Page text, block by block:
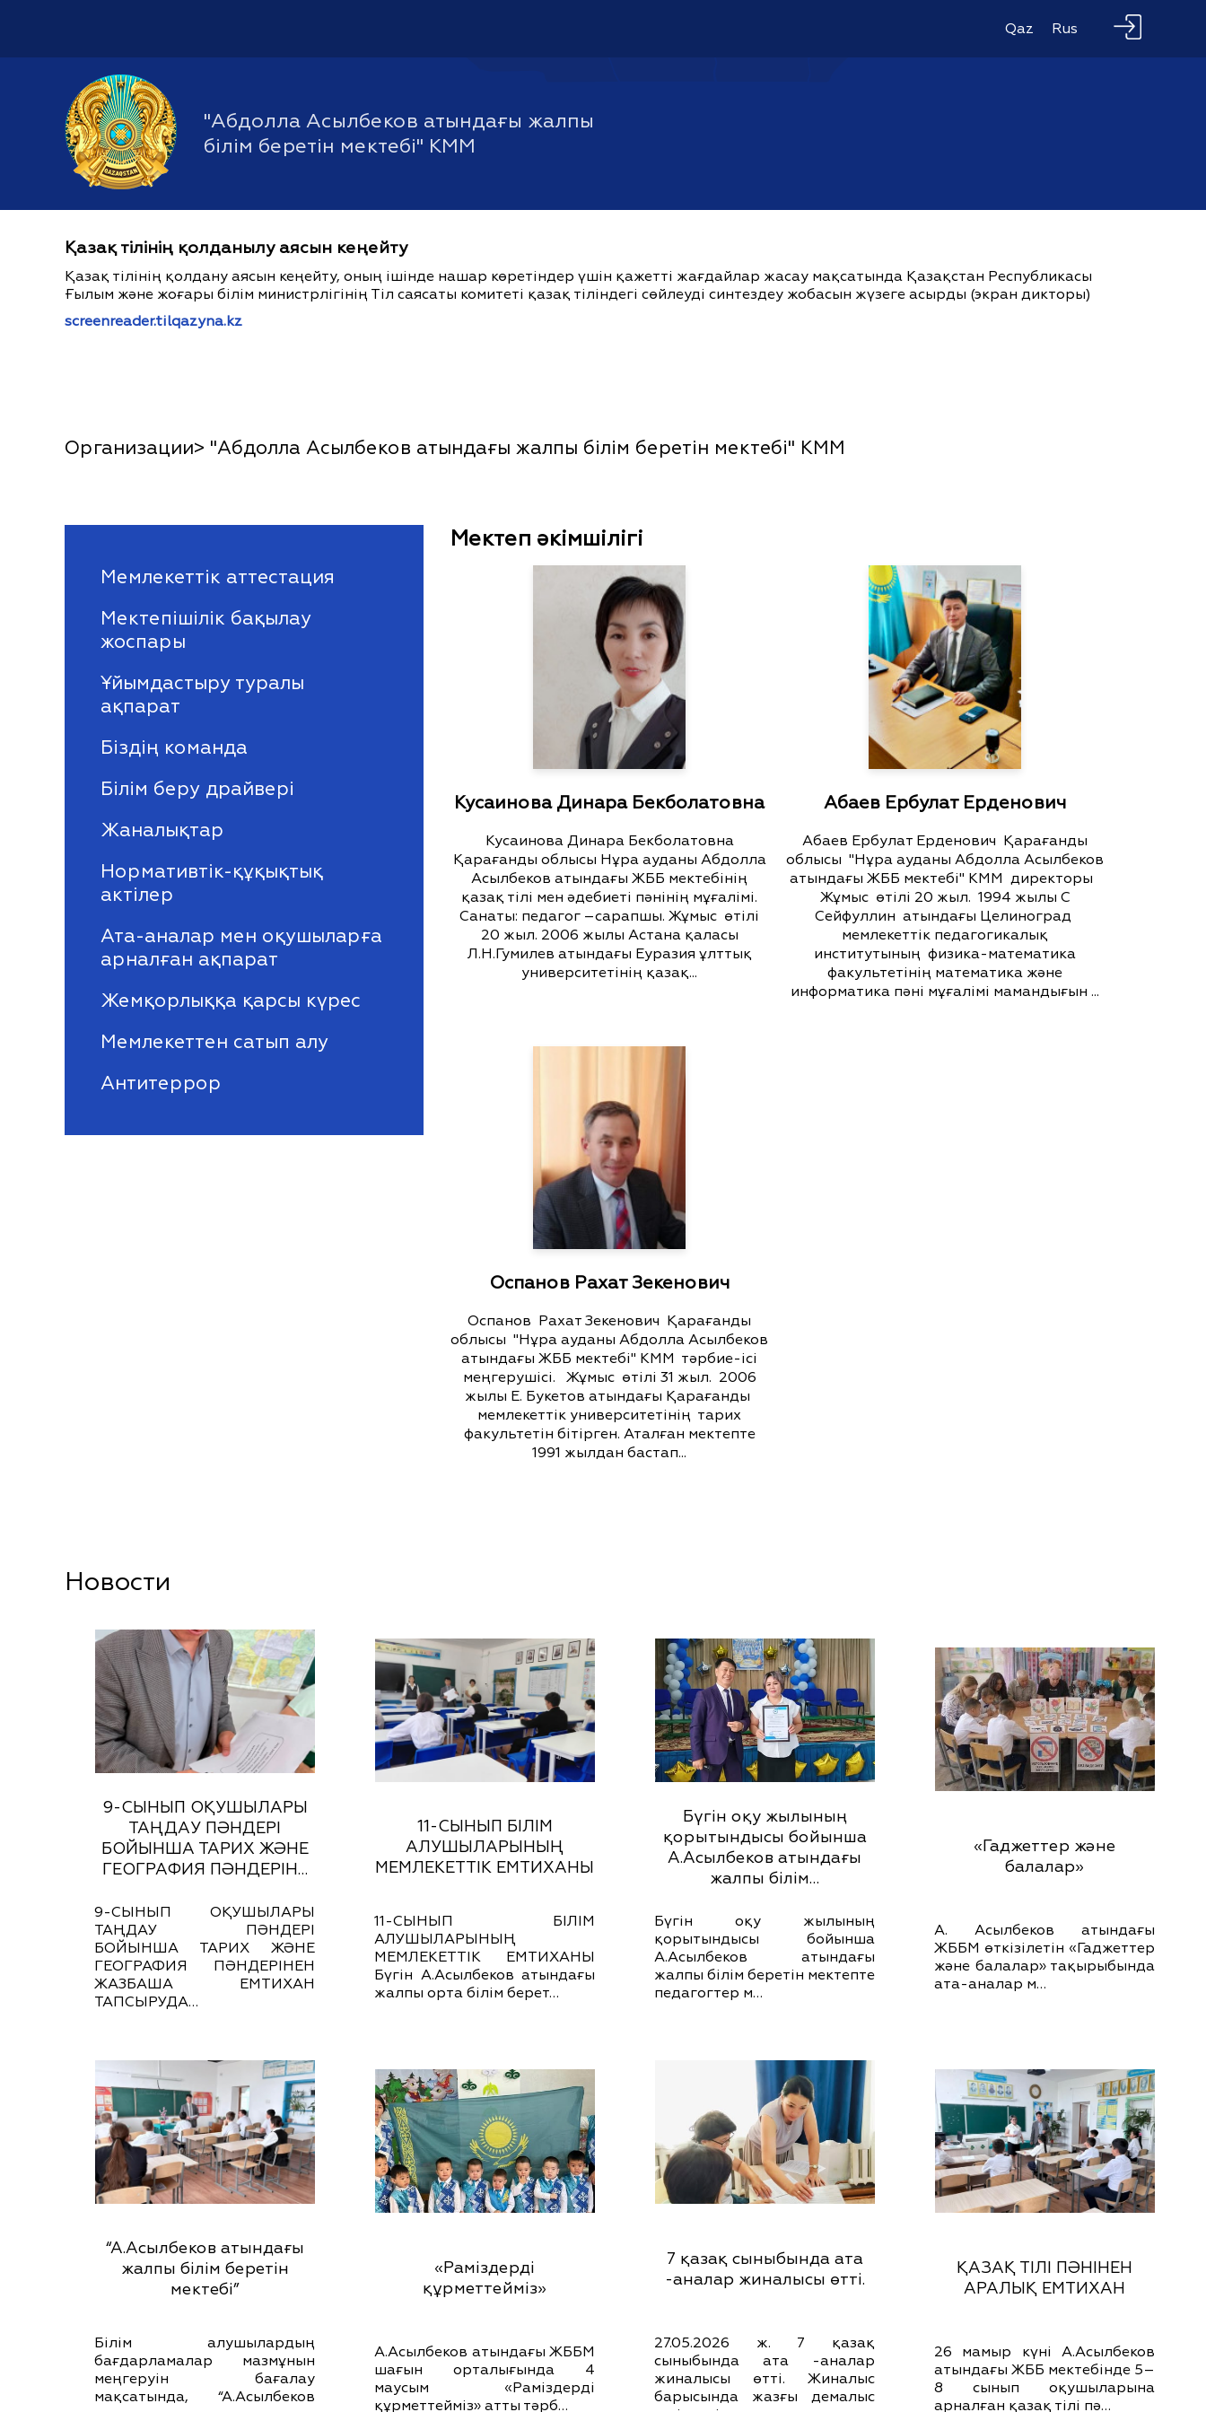
Qaz Rus
"Абдолла Асылбеков атындағы жалпы
білім беретін мектебі" КММ
Қазақ тілінің қолданылу аясын кеңейту
Қазақ тілінің қолдану аясын кеңейту, оның ішінде нашар көретіндер үшін қажетті жағдайлар жасау мақсатында Қазақстан Республикасы
Ғылым және жоғары білім министрлігінің Тіл саясаты комитеті қазақ тіліндегі сөйлеуді синтездеу жобасын жүзеге асырды (экран дикторы)
screenreader.tilqazyna.kz
Организации> "Абдолла Асылбеков атындағы жалпы білім беретін мектебі" КММ
Мемлекеттік аттестация
Мектепішілік бақылау
жоспары
Ұйымдастыру туралы
ақпарат
Біздің команда
Білім беру драйвері
Жаналықтар
Нормативтік-құқықтық
актілер
Ата-аналар мен оқушыларға
арналған ақпарат
Жемқорлыққа қарсы күрес
Мемлекеттен сатып алу
Антитеррор
Мектеп әкімшілігі
Кусаинова Динара Бекболатовна
Кусаинова Динара Бекболатовна
Қарағанды облысы Нұра ауданы Абдолла
Асылбеков атындағы ЖББ мектебінің
қазақ тілі мен әдебиеті пәнінің мұғалімі.
Санаты: педагог –сарапшы. Жұмыс өтілі
20 жыл. 2006 жылы Астана қаласы
Л.Н.Гумилев атындағы Еуразия ұлттық
университетінің қазақ...
Абаев Ербулат Ерденович
Абаев Ербулат Ерденович Қарағанды
облысы "Нұра ауданы Абдолла Асылбеков
атындағы ЖББ мектебі" КММ директоры
Жұмыс өтілі 20 жыл. 1994 жылы С
Сейфуллин атындағы Целиноград
мемлекеттік педагогикалық
институтының физика-математика
факультетінің математика және
информатика пәні мұғалімі мамандығын ...
Оспанов Рахат Зекенович
Оспанов Рахат Зекенович Қарағанды
облысы "Нұра ауданы Абдолла Асылбеков
атындағы ЖББ мектебі" КММ тәрбие-ісі
меңгерушісі. Жұмыс өтілі 31 жыл. 2006
жылы Е. Букетов атындағы Қарағанды
мемлекеттік университетінің тарих
факультетін бітірген. Аталған мектепте
1991 жылдан бастап...
Новости
9-СЫНЫП ОҚУШЫЛАРЫ
ТАҢДАУ ПӘНДЕРІ
БОЙЫНША ТАРИХ ЖӘНЕ
ГЕОГРАФИЯ ПӘНДЕРІН…
9-СЫНЫП ОҚУШЫЛАРЫ
ТАҢДАУ ПӘНДЕРІ
БОЙЫНША ТАРИХ ЖӘНЕ
ГЕОГРАФИЯ ПӘНДЕРІНЕН
ЖАЗБАША ЕМТИХАН
ТАПСЫРУДА…
11-СЫНЫП БІЛІМ
АЛУШЫЛАРЫНЫҢ
МЕМЛЕКЕТТІК ЕМТИХАНЫ
11-СЫНЫП БІЛІМ
АЛУШЫЛАРЫНЫҢ
МЕМЛЕКЕТТІК ЕМТИХАНЫ
Бүгін А.Асылбеков атындағы
жалпы орта білім берет…
Бүгін оқу жылының
қорытындысы бойынша
А.Асылбеков атындағы
жалпы білім…
Бүгін оқу жылының
қорытындысы бойынша
А.Асылбеков атындағы
жалпы білім беретін мектепте
педагогтер м…
«Гаджеттер және
балалар»
А. Асылбеков атындағы
ЖББМ өткізілетін «Гаджеттер
және балалар» тақырыбында
ата-аналар м…
“А.Асылбеков атындағы
жалпы білім беретін
мектебі”
Білім алушылардың
бағдарламалар мазмұнын
меңгеруін бағалау
мақсатында, “А.Асылбеков
«Раміздерді
құрметтейміз»
А.Асылбеков атындағы ЖББМ
шағын орталығында 4
маусым «Раміздерді
құрметтейміз» атты тәрб…
7 қазақ сыныбында ата
-аналар жиналысы өтті.
27.05.2026 ж. 7 қазақ
сыныбында ата -аналар
жиналысы өтті. Жиналыс
барысында жазғы демалыс
ҚАЗАҚ ТІЛІ ПӘНІНЕН
АРАЛЫҚ ЕМТИХАН
26 мамыр күні А.Асылбеков
атындағы ЖББ мектебінде 5–
8 сынып оқушыларына
арналған қазақ тілі пә…